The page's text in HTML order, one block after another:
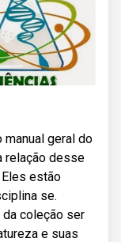
geral do
relação desse
estão
se.
coleção ser
e suas